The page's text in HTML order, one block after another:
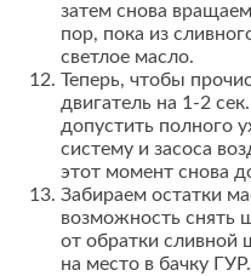
затем снова
пор, пока из
светлое масло.
Теперь, чтобы
двигатель на 1-2
допустить полного
систему и засоса
этот момент снова
Забираем остатки
возможность снять
от обратки сливной
на место в бачку ГУР.